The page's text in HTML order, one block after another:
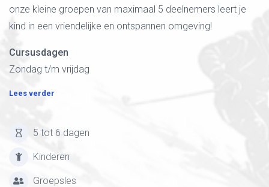
onze kleine groepen van maximaal 5 deelnemers leert je
kind in een vriendelijke en ontspannen omgeving!
Cursusdagen
Zondag t/m vrijdag
Lees verder
5 tot 6 dagen
Kinderen
Groepsles